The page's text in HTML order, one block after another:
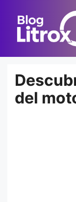
contenido
del